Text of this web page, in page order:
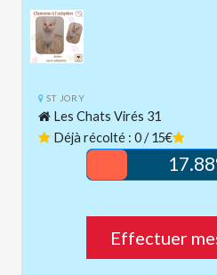
ST JORY
Les Chats Virés 31
Déjà récolté : 0 / 15€
Effectuer